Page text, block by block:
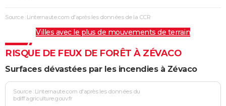
Source : Linternaute.com d'après les données de la CCR
Villes avec le plus de mouvements de terrain
RISQUE DE FEUX DE FORÊT À ZÉVACO
Surfaces dévastées par les incendies à Zévaco
Source : Linternaute.com d'après les données du
bdiff.agriculture.gouv.fr